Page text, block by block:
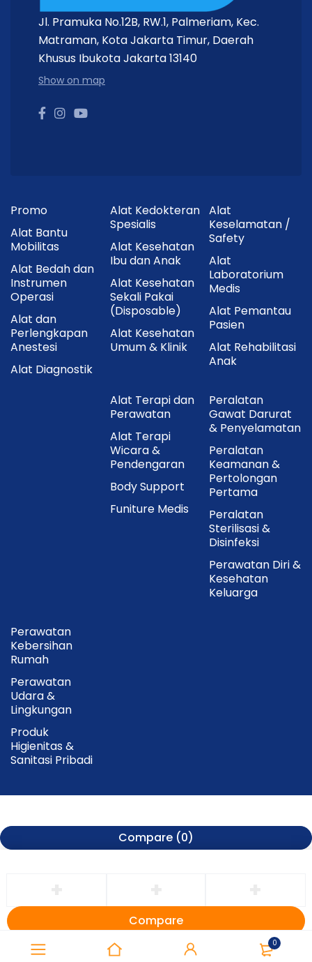
0
Jl. Pramuka No.12B, RW.1, Palmeriam, Kec.
Matraman, Kota Jakarta Timur, Daerah
Khusus Ibukota Jakarta 13140
Show on map
Promo
Alat Bantu
Mobilitas
Alat Bedah dan
Instrumen
Operasi
Alat dan
Perlengkapan
Anestesi
Alat Diagnostik
Alat Kedokteran
Spesialis
Alat Kesehatan
Ibu dan Anak
Alat Kesehatan
Sekali Pakai
(Disposable)
Alat Kesehatan
Umum & Klinik
Alat
Keselamatan /
Safety
Alat
Laboratorium
Medis
Alat Pemantau
Pasien
Alat Rehabilitasi
Anak
Alat Terapi dan
Perawatan
Alat Terapi
Wicara &
Pendengaran
Body Support
Funiture Medis
Peralatan
Gawat Darurat
& Penyelamatan
Peralatan
Keamanan &
Pertolongan
Pertama
Peralatan
Sterilisasi &
Disinfeksi
Perawatan Diri &
Kesehatan
Keluarga
Perawatan
Kebersihan
Rumah
Perawatan
Udara &
Lingkungan
Produk
Higienitas &
Sanitasi Pribadi
Compare (0)
Compare
Remove all products